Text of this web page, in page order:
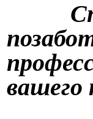
вашего